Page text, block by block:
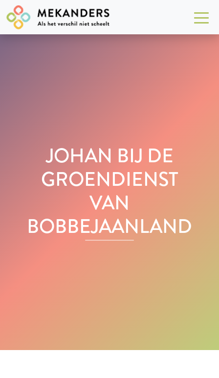
JOHAN BIJ DE
GROENDIENST
VAN
BOBBEJAANLAND